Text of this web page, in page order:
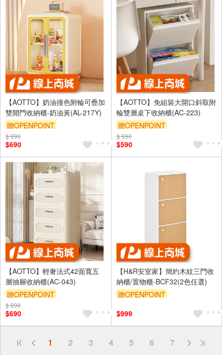
【AOTTO】奶油撞色附輪可疊加
雙開門收納櫃-奶油黃(AL-217Y)
贈OPENPOINT
滿3000享95折
$ 990
$690
【AOTTO】免組裝大開口斜取附
輪雙層桌下收納櫃(AC-223)
贈OPENPOINT
滿3000享95折
$ 990
$590
【AOTTO】輕奢法式42面寬五
層抽屜收納櫃(AC-043)
贈OPENPOINT
滿3000享95折
$ 990
$690
【H&R安室家】簡約木紋三門收
納櫃/置物櫃-BCF32(2色任選)
贈OPENPOINT
$999
1 2 3 4 5 6 7
偏遠地區配送
得獎公告